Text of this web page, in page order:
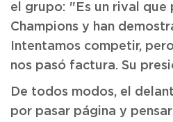
el grupo: "Es un rival que
Champions y han
Intentamos competir,
nos pasó factura. Su
De todos modos, el
por pasar página y